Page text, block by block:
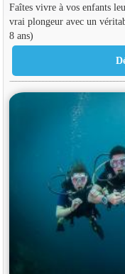
Faîtes vivre à vos enfants
vrai plongeur avec un
8 ans)